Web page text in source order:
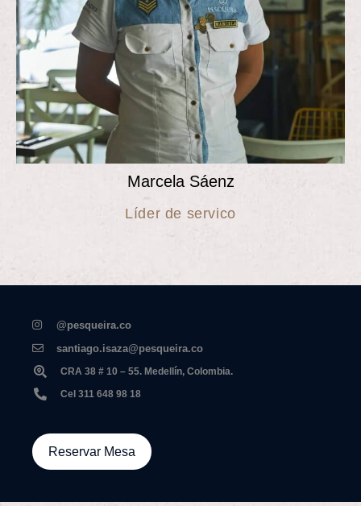
Marcela Sáenz
Líder de servico
@pesqueira.co
santiago.isaza@pesqueira.co
CRA 38 # 10 – 55. Medellín, Colombia.
Cel 311 648 98 18
Reservar Mesa